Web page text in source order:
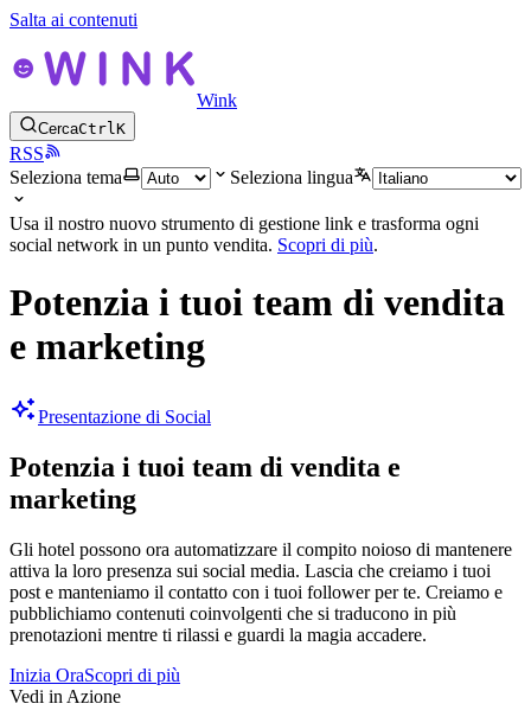
Salta ai contenuti
Wink
CercaCtrlK
RSS
Seleziona tema
Seleziona lingua
Usa il nostro nuovo strumento di gestione link e trasforma ogni
social network in un punto vendita. Scopri di più.
Potenzia i tuoi team di vendita
e marketing
Presentazione di Social
Potenzia i tuoi team di vendita e
marketing
Gli hotel possono ora automatizzare il compito noioso di mantenere
attiva la loro presenza sui social media. Lascia che creiamo i tuoi
post e manteniamo il contatto con i tuoi follower per te. Creiamo e
pubblichiamo contenuti coinvolgenti che si traducono in più
prenotazioni mentre ti rilassi e guardi la magia accadere.
Inizia OraScopri di più
Vedi in Azione